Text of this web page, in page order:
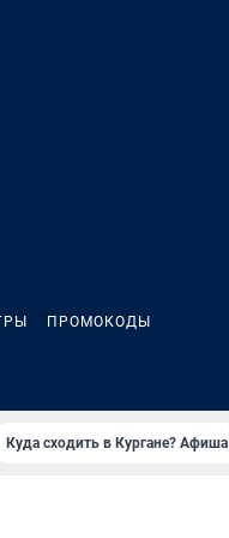
ПРОМОКОДЫ
Куда сходить в Кургане? Афиша